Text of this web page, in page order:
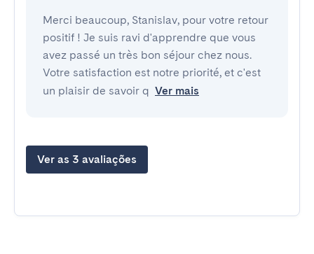
Merci beaucoup, Stanislav, pour votre retour
positif ! Je suis ravi d'apprendre que vous
avez passé un très bon séjour chez nous.
Votre satisfaction est notre priorité, et c'est
un plaisir de savoir q Ver mais
Ver as 3 avaliações